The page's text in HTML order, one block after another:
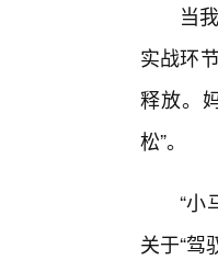
当
实战环
释放。
松”。
“小
关于“驾